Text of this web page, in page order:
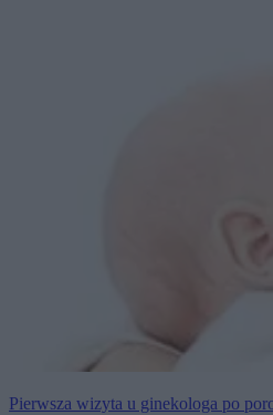
Pierwsza wizyta u ginekologa po